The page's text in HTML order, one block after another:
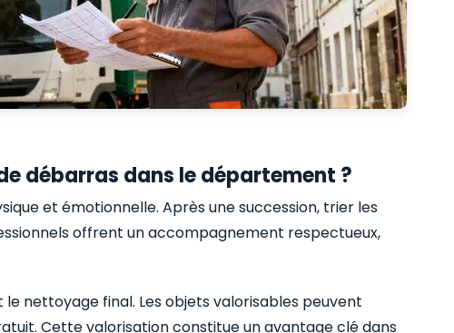
débarras dans le département ?
et émotionnelle. Après une succession, trier les
offrent un accompagnement respectueux,
nettoyage final. Les objets valorisables peuvent
Cette valorisation constitue un avantage clé dans